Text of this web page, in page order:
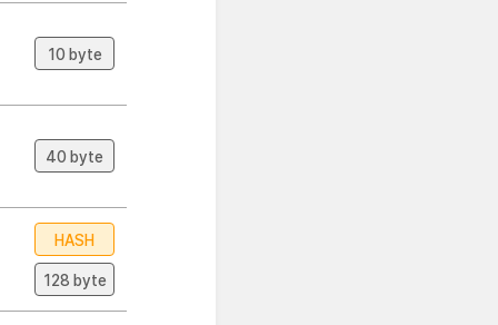
10 byte
40 byte
HASH
128 byte